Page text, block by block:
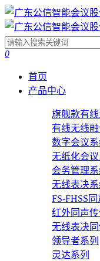
0
首页
产品中心
旗舰款有
有线无线
数字会议
无纸化会
会务管理
无线表决
FS-FHSS
红外同声
无线表决
领导者系列
灵达系列